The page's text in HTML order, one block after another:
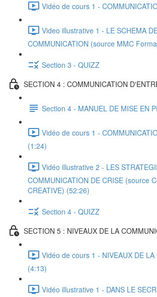
Vidéo de cours 1 -
Video illustrative 1 - LE SCHEMA
COMMUNICATION (source MMC
Section 3 - QUIZZ
SECTION 4 : COMMUNICATION
Section 4 - MANUEL DE MISE EN
Vidéo de cours 1 -
(1:24)
Vidéo illustrative 2 - LES
COMMUNICATION DE CRISE (source
CREATIVE) (52:26)
Section 4 - QUIZZ
SECTION 5 : NIVEAUX DE LA
Vidéo de cours 1 - NIVEAUX DE
(4:13)
Vidéo illustrative 1 - DANS LE